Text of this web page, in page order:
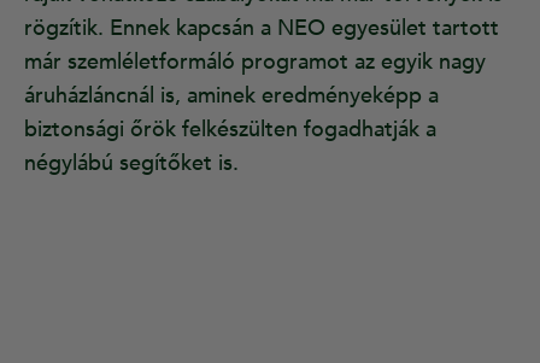
rögzítik. Ennek kapcsán a NEO egyesület tartott
már szemléletformáló programot az egyik nagy
áruházláncnál is, aminek eredményeképp a
biztonsági őrök felkészülten fogadhatják a
négylábú segítőket is.